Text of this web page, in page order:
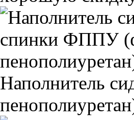
Наполнитель